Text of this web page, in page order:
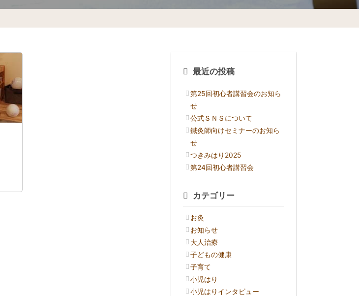
最近の投稿
第25回初心者講習会のお知ら
せ
公式ＳＮＳについて
鍼灸師向けセミナーのお知ら
せ
つきみはり2025
第24回初心者講習会
カテゴリー
お灸
お知らせ
大人治療
子どもの健康
子育て
小児はり
小児はりインタビュー